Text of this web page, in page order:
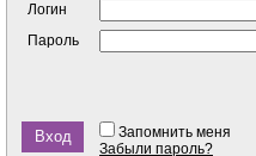
Логин
Пароль
Запомнить меня
Забыли пароль?